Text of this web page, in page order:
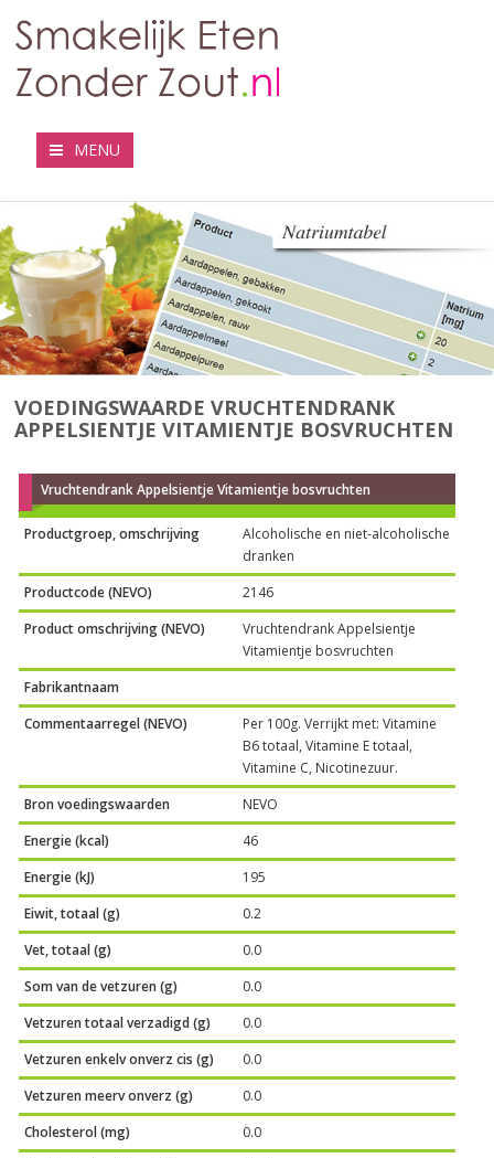
MENU
VOEDINGSWAARDE VRUCHTENDRANK
APPELSIENTJE VITAMIENTJE BOSVRUCHTEN
Vruchtendrank Appelsientje Vitamientje bosvruchten
Productgroep, omschrijving
Alcoholische en niet-alcoholische
dranken
Productcode (NEVO)
2146
Product omschrijving (NEVO)
Vruchtendrank Appelsientje
Vitamientje bosvruchten
Fabrikantnaam
Commentaarregel (NEVO)
Per 100g. Verrijkt met: Vitamine
B6 totaal, Vitamine E totaal,
Vitamine C, Nicotinezuur.
Bron voedingswaarden
NEVO
Energie (kcal)
46
Energie (kJ)
195
Eiwit, totaal (g)
0.2
Vet, totaal (g)
0.0
Som van de vetzuren (g)
0.0
Vetzuren totaal verzadigd (g)
0.0
Vetzuren enkelv onverz cis (g)
0.0
Vetzuren meerv onverz (g)
0.0
Cholesterol (mg)
0.0